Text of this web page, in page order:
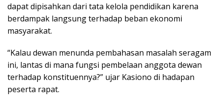
dapat dipisahkan dari tata kelola pendidikan karena
berdampak langsung terhadap beban ekonomi
masyarakat.
“Kalau dewan menunda pembahasan masalah seragam
ini, lantas di mana fungsi pembelaan anggota dewan
terhadap konstituennya?” ujar Kasiono di hadapan
peserta rapat.